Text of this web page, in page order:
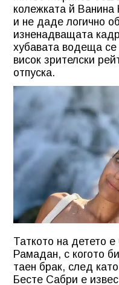
колежката й Ванина
и не даде логично
изненадващата
хубавата водеща
висок зрителски
отпуска.
Таткото на детето
Рамадан, с когото
таен брак, след
Бесте Сабри е